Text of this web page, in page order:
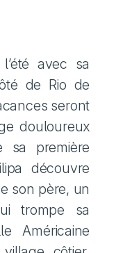
avec sa
de Rio de
seront
douloureux
sa première
découvre
son père, un
trompe sa
Américaine